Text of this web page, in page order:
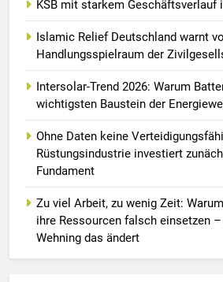
KSB mit starkem Geschäftsverlauf
Islamic Relief Deutschland warnt
Handlungsspielraum der
Intersolar-Trend 2026: Warum
wichtigsten Baustein der
Ohne Daten keine
Rüstungsindustrie investiert
Fundament
Zu viel Arbeit, zu wenig Zeit:
ihre Ressourcen falsch einsetzen
Wehning das ändert